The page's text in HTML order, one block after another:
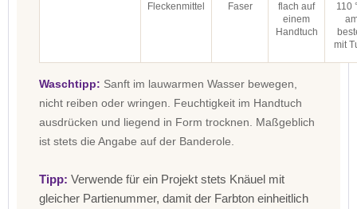
Fleckenmittel
Faser
flach auf
einem
Handtuch
110
mit
Waschtipp: Sanft im lauwarmen Wasser bewegen,
nicht reiben oder wringen. Feuchtigkeit im Handtuch
ausdrücken und liegend in Form trocknen. Maßgeblich
ist stets die Angabe auf der Banderole.
Tipp: Verwende für ein Projekt stets Knäuel mit
gleicher Partienummer, damit der Farbton einheitlich